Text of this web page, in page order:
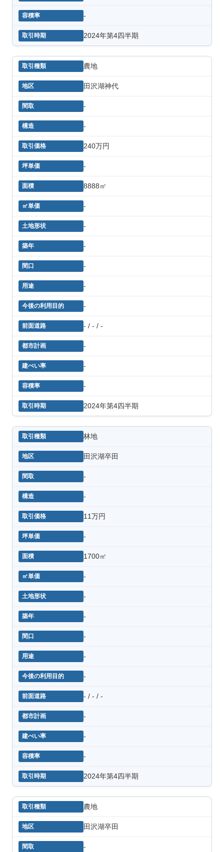
-
2024年第4四半期
農地
田沢湖神代
-
-
240万円
-
8888㎡
-
-
-
-
-
-
- / - / -
-
-
-
2024年第4四半期
林地
田沢湖卒田
-
-
11万円
-
1700㎡
-
-
-
-
-
-
- / - / -
-
-
-
2024年第4四半期
農地
田沢湖卒田
-